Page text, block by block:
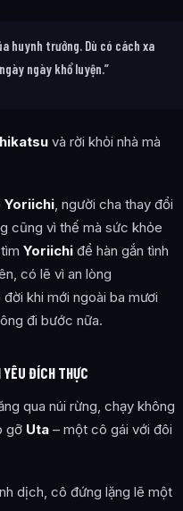
huynh trưởng. Dù có cách xa
ngày khổ luyện.”
và rời khỏi nhà mà
Yoriichi, người cha thay đổi
cũng vì thế mà sức khỏe
Yoriichi để hàn gắn tình
có lẽ vì an lòng
khi mới ngoài ba mươi
đi bước nữa.
ĐÍCH THỰC
qua núi rừng, chạy không
gỡ Uta – một cô gái với đôi
dịch, cô đứng lặng lẽ một